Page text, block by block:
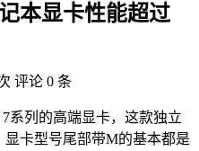
本显卡性能超过
评论 0 条
系列的高端显卡，这款独立
卡型号尾部带M的基本都是